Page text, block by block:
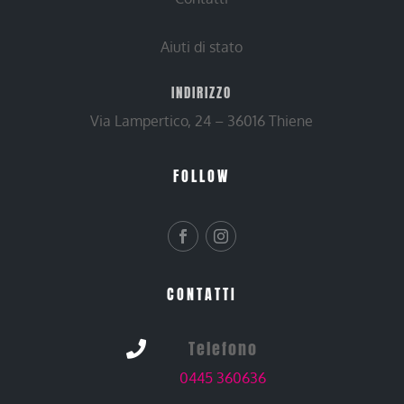
Aiuti di stato
INDIRIZZO
Via Lampertico, 24 – 36016 Thiene
FOLLOW
CONTATTI
 Telefono
0445 360636